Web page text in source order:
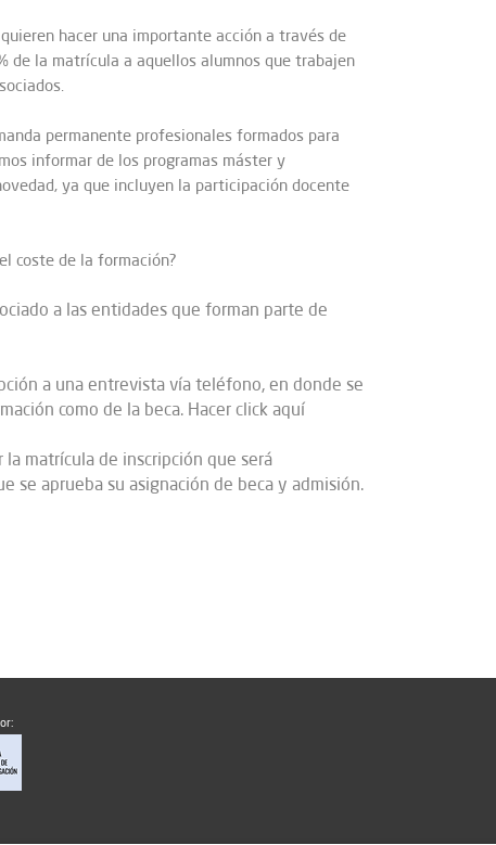
hacer una importante acción a través de
de la matrícula a aquellos alumnos que trabajen
permanente profesionales formados para
informar de los programas máster y
ya que incluyen la participación docente
coste de la formación?
a las entidades que forman parte de
a una entrevista vía teléfono, en donde se
como de la beca. Hacer click aquí
matrícula de inscripción que será
se aprueba su asignación de beca y admisión.